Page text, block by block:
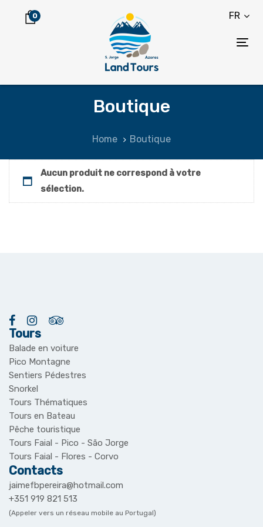
FR
0
Boutique
Home Boutique
Aucun produit ne correspond à votre
sélection.
Tours
Balade en voiture
Pico Montagne
Sentiers Pédestres
Snorkel
Tours Thématiques
Tours en Bateau
Pêche touristique
Tours Faial - Pico - São Jorge
Tours Faial - Flores - Corvo
Contacts
jaimefbpereira@hotmail.com
+351 919 821 513
(Appeler vers un réseau mobile au Portugal)